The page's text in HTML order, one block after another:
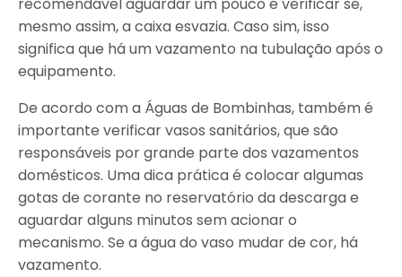
recomendável aguardar um pouco e verificar se,
mesmo assim, a caixa esvazia. Caso sim, isso
significa que há um vazamento na tubulação após o
equipamento.
De acordo com a Águas de Bombinhas, também é
importante verificar vasos sanitários, que são
responsáveis por grande parte dos vazamentos
domésticos. Uma dica prática é colocar algumas
gotas de corante no reservatório da descarga e
aguardar alguns minutos sem acionar o
mecanismo. Se a água do vaso mudar de cor, há
vazamento.